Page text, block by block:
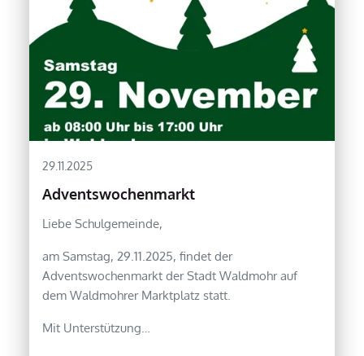
29.11.2025
Adventswochenmarkt
Liebe Schulgemeinde,
am Samstag, 29.11.2025, findet der
Adventswochenmarkt der Stadt Waldmohr auf
dem Waldmohrer Marktplatz statt.
Mit Unterstützung…